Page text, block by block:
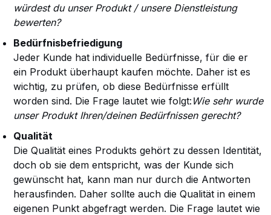
würdest du unser Produkt / unsere Dienstleistung
bewerten?
Bedürfnisbefriedigung
Jeder Kunde hat individuelle Bedürfnisse, für die er
ein Produkt überhaupt kaufen möchte. Daher ist es
wichtig, zu prüfen, ob diese Bedürfnisse erfüllt
worden sind. Die Frage lautet wie folgt: Wie sehr wurde
unser Produkt Ihren/deinen Bedürfnissen gerecht?
Qualität
Die Qualität eines Produkts gehört zu dessen Identität,
doch ob sie dem entspricht, was der Kunde sich
gewünscht hat, kann man nur durch die Antworten
herausfinden. Daher sollte auch die Qualität in einem
eigenen Punkt abgefragt werden. Die Frage lautet wie